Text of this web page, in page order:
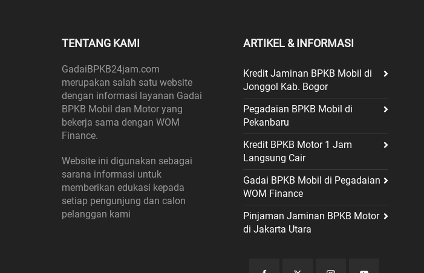
TENTANG KAMI
GadaiBPKB24jam.com
merupakan salah satu website
dengan informasi layanan Gadai
BPKB Mobil dan Motor yang
bekerja sama dengan WOM
Finance.
Website ini digunakan sebagai
sarana informasi untuk
memberikan edukasi kepada
setiap pengunjung dan calon
pelanggan kami
ARTIKEL & INFORMASI
Kredit Jaminan BPKB Mobil di
Jonggol Kab. Bogor
Pegadaian BPKB Mobil di
Pekanbaru
Kredit BPKB Motor 1 Jam
Langsung Cair
Gadai BPKB Mobil di Pegadaian
WOM Finance
Pinjaman Jaminan BPKB Motor
di Jakarta Utara